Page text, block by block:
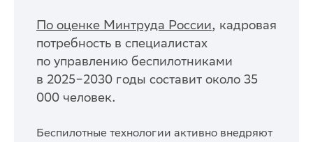
По оценке Минтруда России, кадровая
потребность в специалистах
по управлению беспилотниками
в 2025−2030 годы составит около 35
000 человек.
Беспилотные технологии активно внедряют